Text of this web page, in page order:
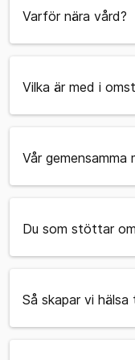
Varför nära vård?
Vilka är med i
Vår gemensamma
Du som stöttar
Så skapar vi hälsa